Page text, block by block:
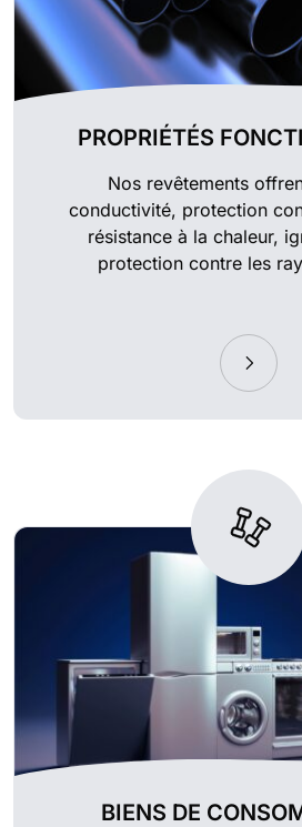
PROPRIÉTÉS
Nos revêtements
conductivité, protection
résistance à la chaleur,
protection contre les
BIENS DE